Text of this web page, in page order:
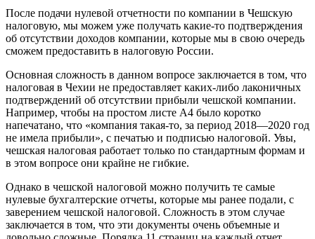
После подачи нулевой отчетности по компании в Чешскую
налоговую, мы можем уже получать какие-то подтверждения
об отсутствии доходов компании, которые мы в свою очередь
сможем предоставить в налоговую России.
Основная сложность в данном вопросе заключается в том, что
налоговая в Чехии не предоставляет каких-либо лаконичных
подтверждений об отсутствии прибыли чешской компании.
Например, чтобы на простом листе А4 было коротко
напечатано, что «компания такая-то, за период 2018—2020 год
не имела прибыли», с печатью и подписью налоговой. Увы,
чешская налоговая работает только по стандартным формам и
в этом вопросе они крайне не гибкие.
Однако в чешской налоговой можно получить те самые
нулевые бухгалтерские отчеты, которые мы ранее подали, с
заверением чешской налоговой. Сложность в этом случае
заключается в том, что эти документы очень объемные и